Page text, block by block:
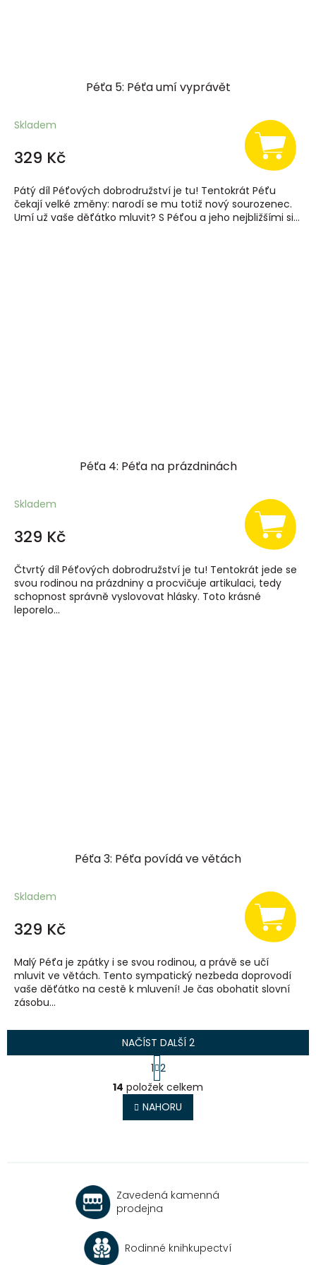
Péťa 5: Péťa umí vyprávět
Skladem
329 Kč
Pátý díl Péťových dobrodružství je tu! Tentokrát Péťu
čekají velké změny: narodí se mu totiž nový sourozenec.
Umí už vaše děťátko mluvit? S Péťou a jeho nejbližšími si...
Péťa 4: Péťa na prázdninách
Skladem
329 Kč
Čtvrtý díl Péťových dobrodružství je tu! Tentokrát jede se
svou rodinou na prázdniny a procvičuje artikulaci, tedy
schopnost správně vyslovovat hlásky. Toto krásné
leporelo...
Péťa 3: Péťa povídá ve větách
Skladem
329 Kč
Malý Péťa je zpátky i se svou rodinou, a právě se učí
mluvit ve větách. Tento sympatický nezbeda doprovodí
vaše děťátko na cestě k mluvení! Je čas obohatit slovní
zásobu...
O
v
l
á
p
r
v
y
v
NAČÍST DALŠÍ 2
S
t
r
á
n
k
1 2
14 položek celkem
NAHORU
Zavedená kamenná
prodejna
Rodinné knihkupectví